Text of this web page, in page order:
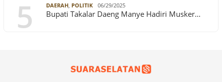
5 DAERAH, POLITIK 06/29/2025
Bupati Takalar Daeng Manye Hadiri Musker…